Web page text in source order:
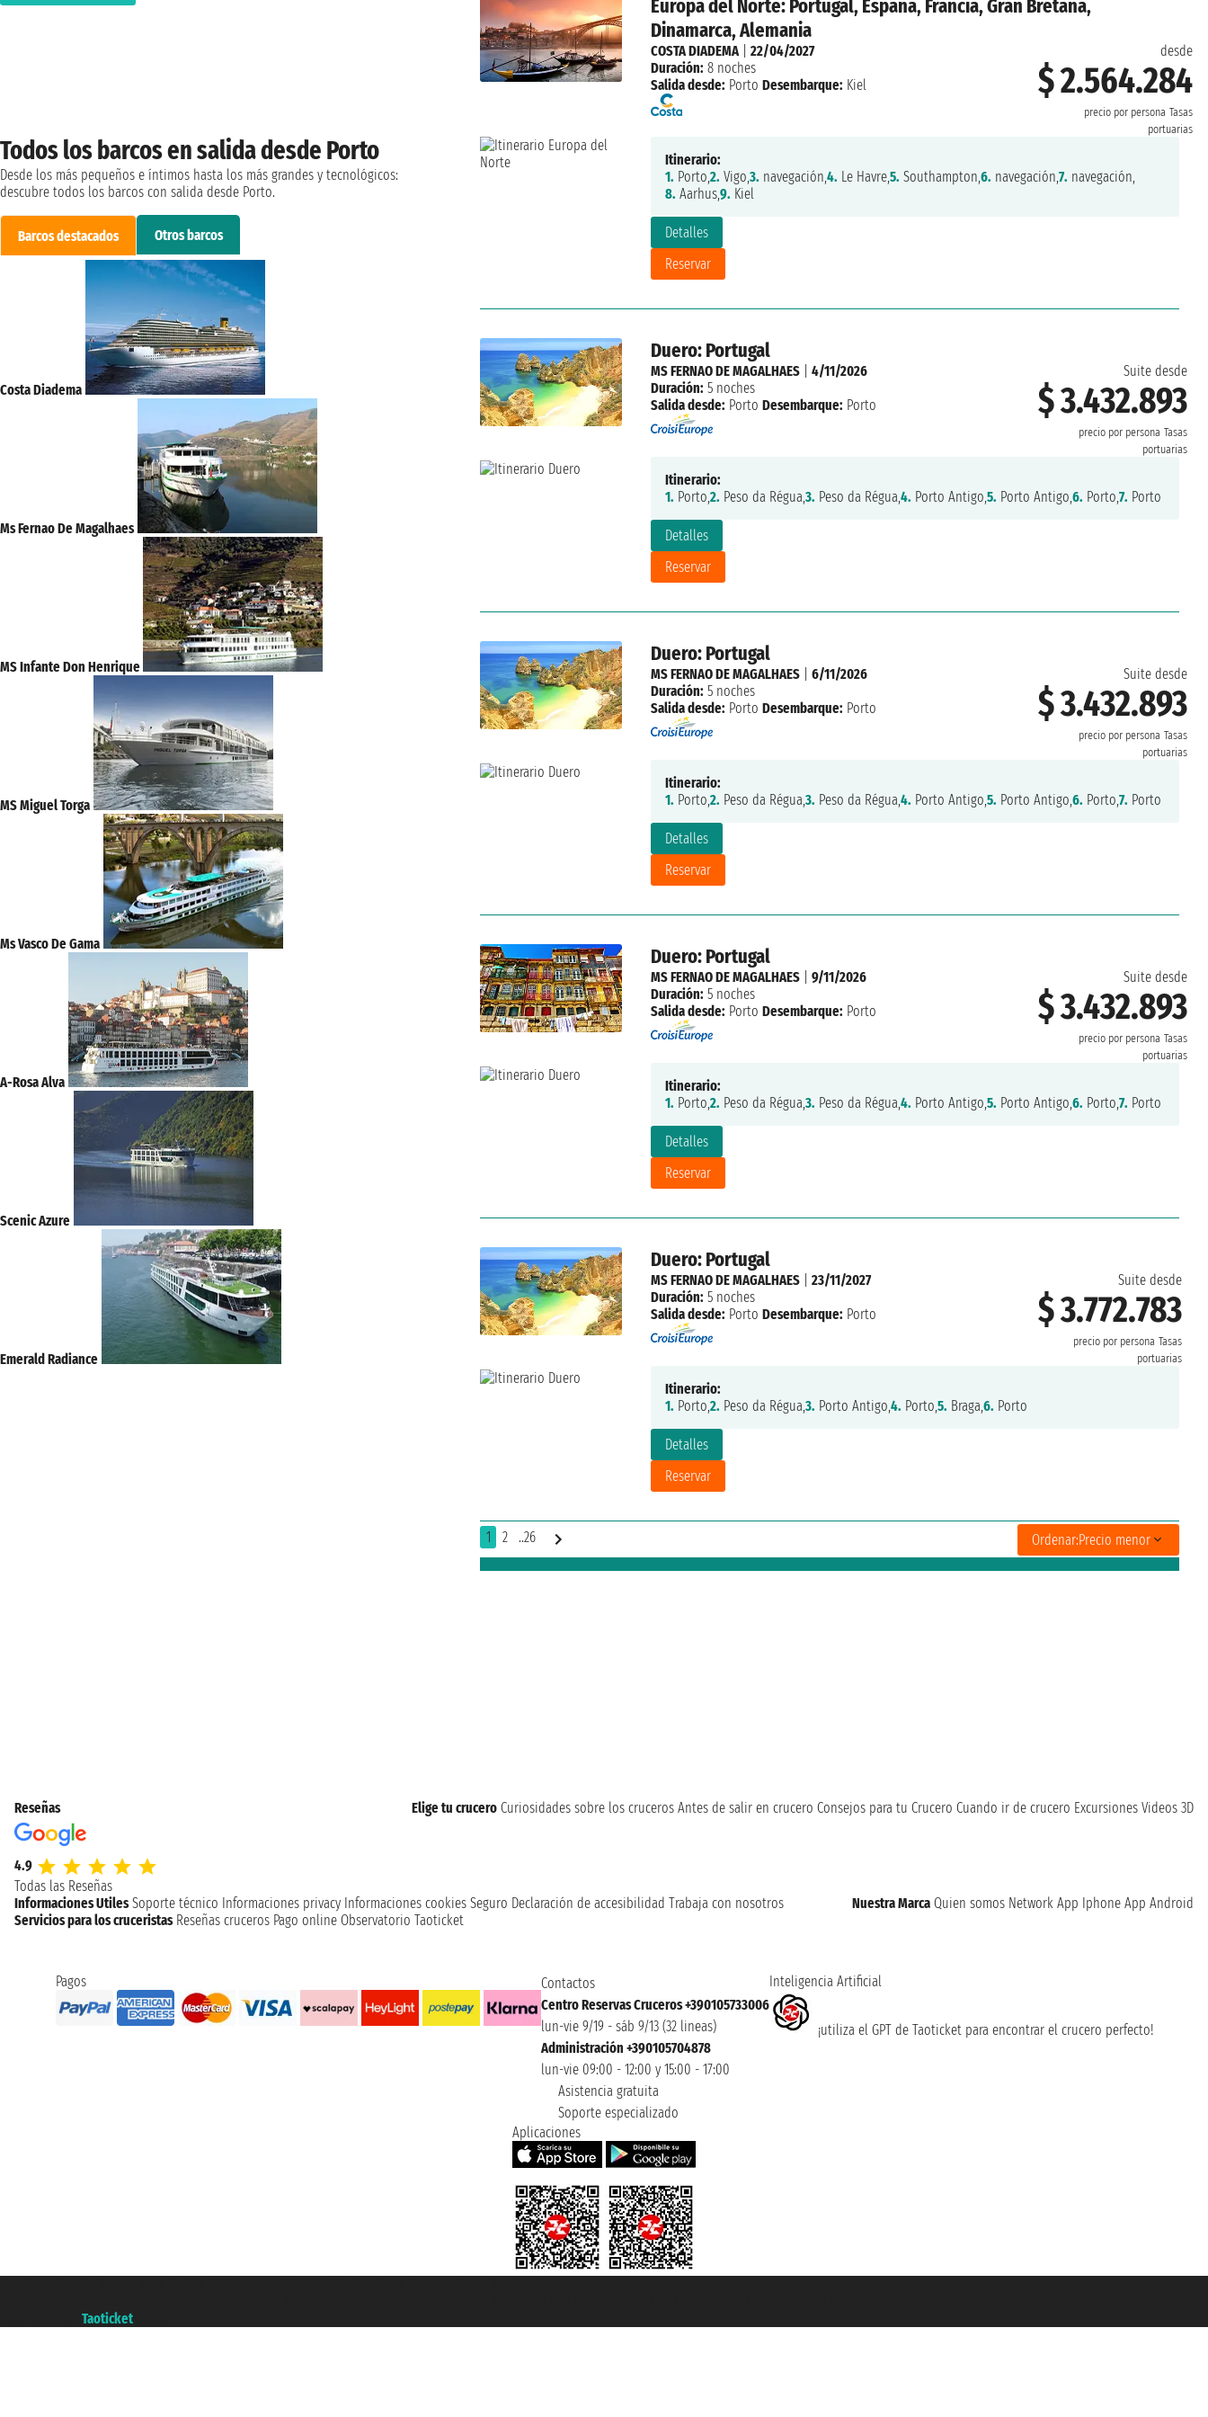
Europa del Norte: Portugal, España, Francia, Gran Bretaña,
Dinamarca, Alemania
desde
$ 2.564.284
precio por persona Tasas
portuarias
Detalles
Reservar
COSTA DIADEMA| 22/04/2027
Duración: 8 noches
Salida desde: Porto Desembarque: Kiel
Itinerario:
1. Porto,2. Vigo,3. navegación,4. Le Havre,5. Southampton,6. navegación,7. navegación,
8. Aarhus,9. Kiel
Duero: Portugal
Suite desde
$ 3.432.893
precio por persona Tasas
portuarias
Detalles
Reservar
MS FERNAO DE MAGALHAES| 4/11/2026
Duración: 5 noches
Salida desde: Porto Desembarque: Porto
Itinerario:
1. Porto,2. Peso da Régua,3. Peso da Régua,4. Porto Antigo,5. Porto Antigo,6. Porto,7. Porto
Duero: Portugal
Suite desde
$ 3.432.893
precio por persona Tasas
portuarias
Detalles
Reservar
MS FERNAO DE MAGALHAES| 6/11/2026
Duración: 5 noches
Salida desde: Porto Desembarque: Porto
Itinerario:
1. Porto,2. Peso da Régua,3. Peso da Régua,4. Porto Antigo,5. Porto Antigo,6. Porto,7. Porto
Duero: Portugal
Suite desde
$ 3.432.893
precio por persona Tasas
portuarias
Detalles
Reservar
MS FERNAO DE MAGALHAES| 9/11/2026
Duración: 5 noches
Salida desde: Porto Desembarque: Porto
Itinerario:
1. Porto,2. Peso da Régua,3. Peso da Régua,4. Porto Antigo,5. Porto Antigo,6. Porto,7. Porto
Duero: Portugal
Suite desde
$ 3.772.783
precio por persona Tasas
portuarias
Detalles
Reservar
MS FERNAO DE MAGALHAES| 23/11/2027
Duración: 5 noches
Salida desde: Porto Desembarque: Porto
Itinerario:
1. Porto,2. Peso da Régua,3. Porto Antigo,4. Porto,5. Braga,6. Porto
1 2 ..26 Ordenar:Precio menor
Todos los barcos en salida desde Porto
Desde los más pequeños e íntimos hasta los más grandes y tecnológicos:
descubre todos los barcos con salida desde Porto.
Barcos destacados Otros barcos
Costa Diadema
Ms Fernao De Magalhaes
MS Infante Don Henrique
MS Miguel Torga
Ms Vasco De Gama
A-Rosa Alva
Scenic Azure
Emerald Radiance
Reseñas
4.9
Todas las Reseñas
Elige tu crucero Curiosidades sobre los cruceros Antes de salir en crucero Consejos para tu Crucero Cuando ir de crucero Excursiones Videos 3D
Informaciones Utiles Soporte técnico Informaciones privacy Informaciones cookies Seguro Declaración de accesibilidad Trabaja con nosotros Nuestra Marca Quien somos Network App Iphone App Android
Servicios para los cruceristas Reseñas cruceros Pago online Observatorio Taoticket
Pagos
Contactos
Centro Reservas Cruceros +390105733006
lun-vie 9/19 - sáb 9/13 (32 lineas)
Administración +390105704878
lun-vie 09:00 - 12:00 y 15:00 - 17:00
Asistencia gratuita
Soporte especializado
Inteligencia Artificial
¡utiliza el GPT de Taoticket para encontrar el crucero perfecto!
Aplicaciones
Taoticket